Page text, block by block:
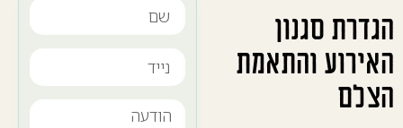
הגדרת סגנון
האירוע והתאמת
הצלם